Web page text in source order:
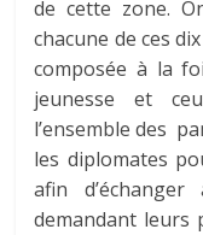
de cette zone.
chacune de ces
composée à la
jeunesse et
l’ensemble des
les diplomates
afin
demandant leurs